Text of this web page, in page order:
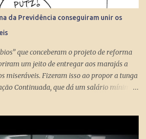
da Previdência conseguiram unir os
que conceberam o projeto de reforma
um jeito de entregar aos marajás a
miseráveis. Fizeram isso ao propor a tunga
Continuada, que dá um salário mínimo
mão querem tomar pelo menos R$ 598